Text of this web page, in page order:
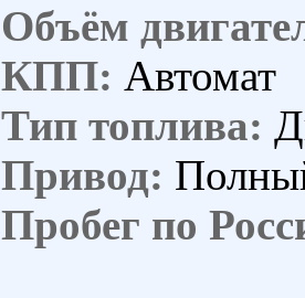
Объём
КПП: Автомат
Тип топлива:
Привод:
Пробег по